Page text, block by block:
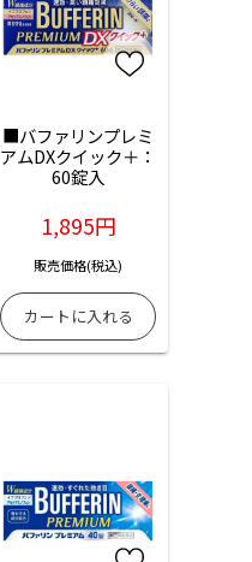
■バファリンプレミ
アムDXクイック＋：
60錠入
1,895円
販売価格(税込)